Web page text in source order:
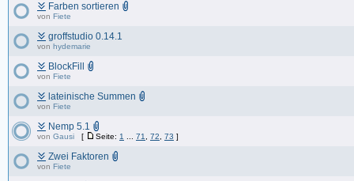
Farben sortieren
von Fiete
groffstudio 0.14.1
von hydemarie
BlockFill
von Fiete
lateinische Summen
von Fiete
Nemp 5.1
von Gausi [ Seite: 1 71 72 73 ]
Zwei Faktoren
von Fiete